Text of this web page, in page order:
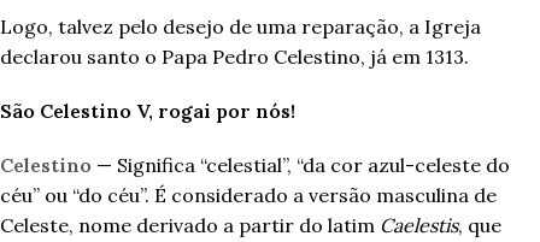
Logo, talvez pelo desejo de uma reparação, a Igreja
declarou santo o Papa Pedro Celestino, já em 1313.
São Celestino V, rogai por nós!
Celestino — Significa “celestial”, “da cor azul-celeste do
céu” ou “do céu”. É considerado a versão masculina de
Celeste, nome derivado a partir do latim Caelestis, que